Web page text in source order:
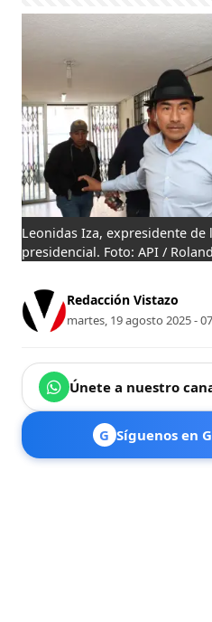
Leonidas Iza, expresidente de
presidencial. Foto: API /
Redacción Vistazo
martes, 19 agosto 2025 -
Únete a nuestro
G Síguenos en